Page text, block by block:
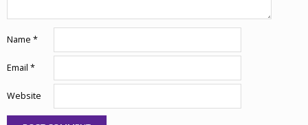
Name *
Email *
Website